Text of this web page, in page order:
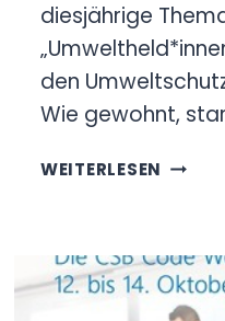
diesjährige
den
Wie gewohnt,
WEITERLESEN
FÜR
DEN